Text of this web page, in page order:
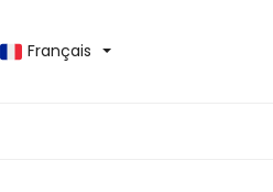
Français